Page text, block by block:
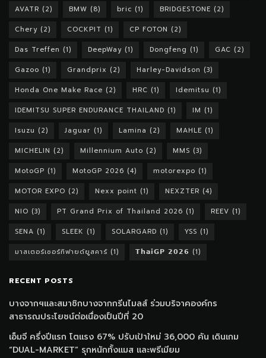
AVATR (2) BMW (8) bric (1) BRIDGESTONE (2)
Chery (2) COCKPIT (1) CP FOTON (2)
Das Treffen (1) DeepWay (1) Dongfeng (1) GAC (2)
Gazoo (1) Grandprix (2) Harley-Davidson (3)
Honda One Make Race (2) HRC (1) Idemitsu (1)
IDEMITSU SUPER ENDURANCE THAILAND (1) IM (1)
Isuzu (2) Jaguar (1) Lamina (2) MAHLE (1)
MICHELIN (2) Millennium Auto (2) MMS (3)
MotoGP (1) MotoGP 2026 (4) motorexpo (1)
MOTOR EXPO (2) Nexx point (1) NEXZTER (4)
NIO (3) PT Grand Prix of Thailand 2026 (1) REEV (1)
SENA (1) SLEEK (1) SOLARGARD (1) YSS (1)
มาสเตอร์เซอร์ทิฟายด์ยูสคาร์ (1) 𝗧𝗵𝗮𝗶𝗚𝗣 𝟮𝟬𝟮𝟲 (1)
RECENT POSTS
บางจากฯและสมาชิกบางจากกรีนไมลส์ ร่วมบริจาคองค์กร
สาธารณประโยชน์ต่อเนื่องเป็นปีที่ 20
เอ็มจี ครึ่งปีแรก โตแรง 67% ปรับเป้าใหม่ 36,000 คัน เดินเกม
“DUAL-MARKET” รุกหนักทั้งแมส และพรีเมียม